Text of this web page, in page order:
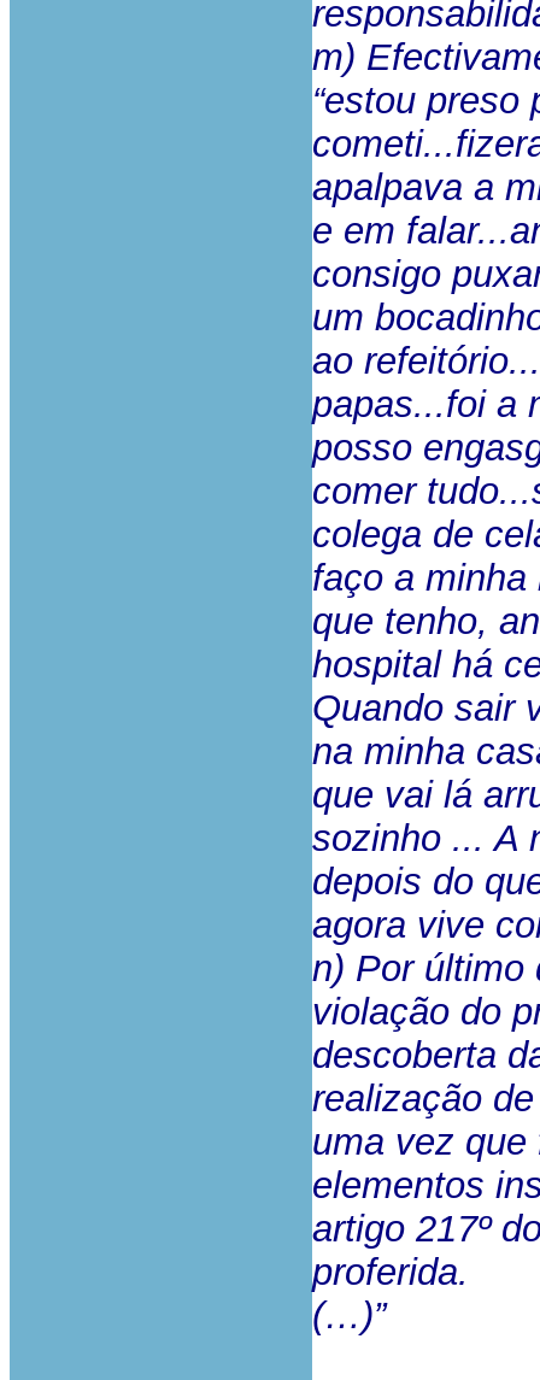
m)
“estou preso
apalpava a
e em
consigo
um
ao
papas...foi a
posso
comer
colega de
faço a
que tenho,
hospital há
Quando sair
na minha
que vai lá
sozinho ... A
depois do
agora vive
n) Por último
violação do
descoberta
realização
uma vez
elementos
artigo 217º
proferida.
(…)”